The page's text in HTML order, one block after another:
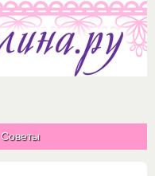
Советы